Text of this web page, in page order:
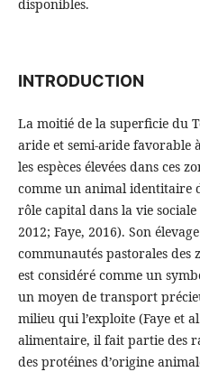
disponibles.
INTRODUCTION
La moitié de la superficie du
aride et semi-aride favorable
les espèces élevées dans ces
comme un animal identitaire
rôle capital dans la vie sociale
2012; Faye, 2016). Son
communautés pastorales des
est considéré comme un
un moyen de transport
milieu qui l’exploite (Faye et
alimentaire, il fait partie des
des protéines d’origine